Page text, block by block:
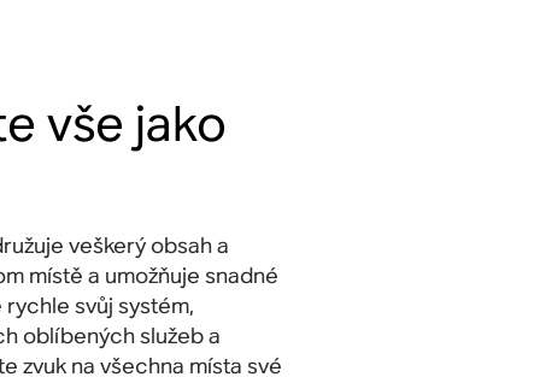
vše jako
veškerý obsah a
místě a umožňuje snadné
svůj systém,
oblíbených služeb a
zvuk na všechna místa své